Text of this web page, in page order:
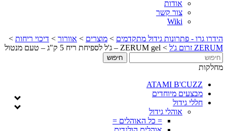
אודות
צור קשר
Wiki
הידרו גרו - פתרונות גידול מתקדמים > מוצרים > אוורור > דיכוי ריחות >
ZERUM זרום ג'ל
> ZERUM gel – ג'ל לספיחת ריח 5 ק"ג – טעם מנטול
מחלקות
ATAMI B'CUZZ
מבצעים מיוחדים
חללי גידול
אוהלי גידול
= כל האוהלים =